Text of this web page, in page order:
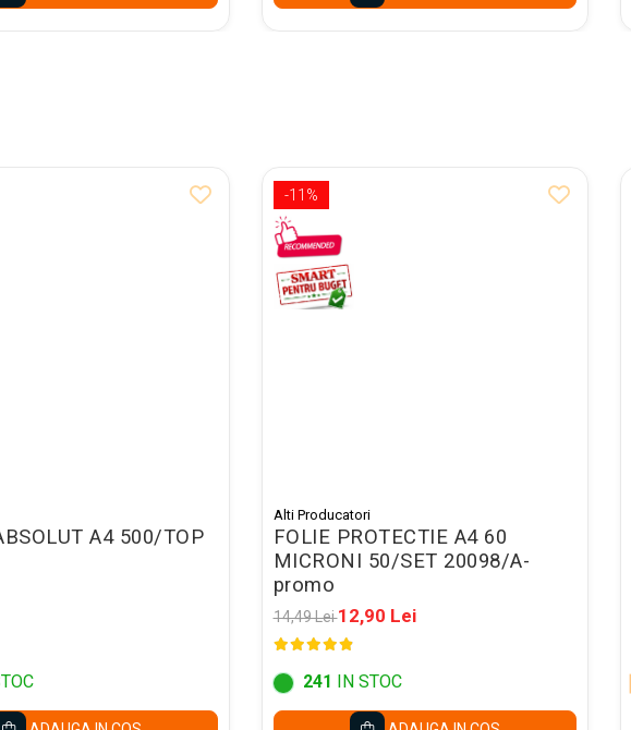
A4 500/TOP
-11%
Alti Producatori
FOLIE PROTECTIE A4 60
MICRONI 50/SET 20098/A-
promo
14,49 Lei12,90 Lei
241 IN STOC